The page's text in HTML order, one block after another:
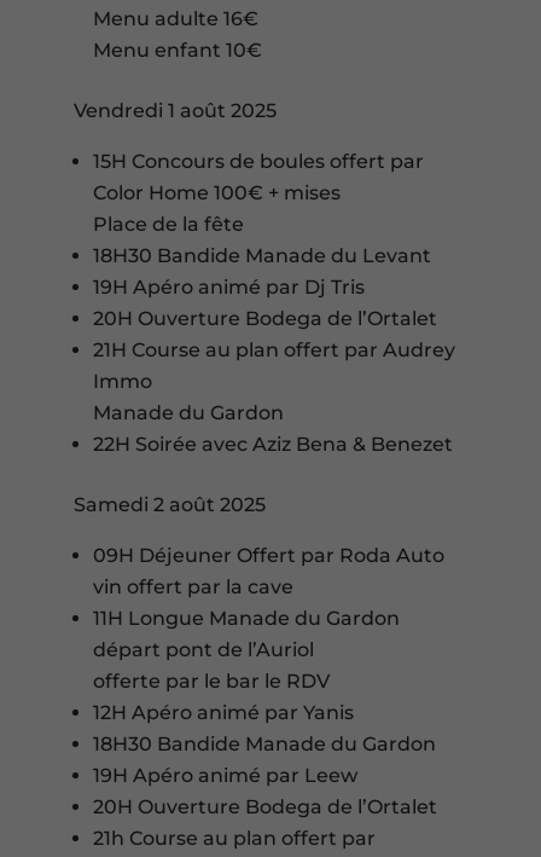
Menu adulte 16€
Menu enfant 10€
Vendredi 1 août 2025
15H Concours de boules offert par
Color Home 100€ + mises
Place de la fête
18H30 Bandide Manade du Levant
19H Apéro animé par Dj Tris
20H Ouverture Bodega de l’Ortalet
21H Course au plan offert par Audrey
Immo
Manade du Gardon
22H Soirée avec Aziz Bena & Benezet
Samedi 2 août 2025
09H Déjeuner Offert par Roda Auto
vin offert par la cave
11H Longue Manade du Gardon
départ pont de l’Auriol
offerte par le bar le RDV
12H Apéro animé par Yanis
18H30 Bandide Manade du Gardon
19H Apéro animé par Leew
20H Ouverture Bodega de l’Ortalet
21h Course au plan offert par